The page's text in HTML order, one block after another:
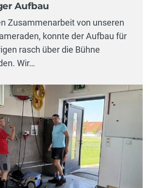
Aufbau
Zusammenarbeit von unseren
konnte der Aufbau für
rasch über die Bühne
Wir…